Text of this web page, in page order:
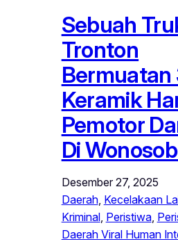
Sebuah
Tronton
Bermuatan
Keramik
Pemotor
Di
Desember 27, 2025
Daerah, Kecelakaan
Kriminal, Peristiwa,
Daerah Viral Human